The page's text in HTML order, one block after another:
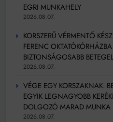
EGRI MUNKAHELY
2026.08.07.
KORSZERŰ VÉRMENTŐ
FERENC
BIZTONSÁGOSABB
2026.08.07.
VÉGE EGY KORSZAKNAK:
EGYIK LEGNAGYOBB
DOLGOZÓ MARAD MUNKA
2026.08.07.